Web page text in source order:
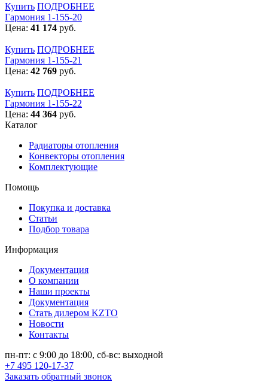
Купить ПОДРОБНЕЕ
Гармония 1-155-20
Цена: 41 174 руб.
Купить ПОДРОБНЕЕ
Гармония 1-155-21
Цена: 42 769 руб.
Купить ПОДРОБНЕЕ
Гармония 1-155-22
Цена: 44 364 руб.
Каталог
Радиаторы отопления
Конвекторы отопления
Комплектующие
Помощь
Покупка и доставка
Статьи
Подбор товара
Информация
Документация
О компании
Наши проекты
Документация
Стать дилером KZTO
Новости
Контакты
пн-пт: с 9:00 до 18:00, сб-вс: выходной
+7 495 120-17-37
Заказать обратный звонок